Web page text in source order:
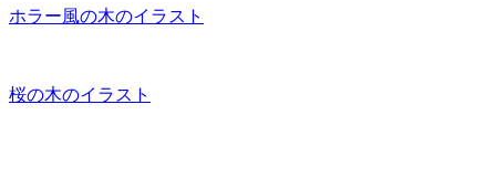
ホラー風の木のイラスト
桜の木のイラスト